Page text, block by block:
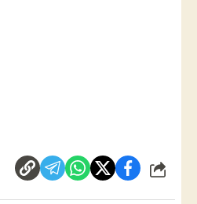
شارك